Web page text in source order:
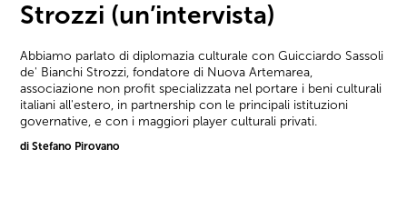
Strozzi (un’intervista)
Abbiamo parlato di diplomazia culturale con Guicciardo Sassoli
de' Bianchi Strozzi, fondatore di Nuova Artemarea,
associazione non profit specializzata nel portare i beni culturali
italiani all'estero, in partnership con le principali istituzioni
governative, e con i maggiori player culturali privati.
di Stefano Pirovano